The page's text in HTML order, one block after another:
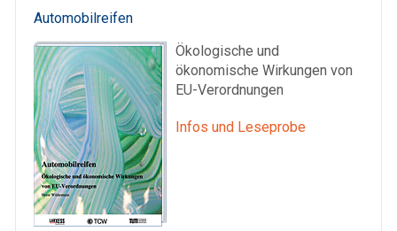
Automobilreifen
Ökologische und
ökonomische Wirkungen von
EU-Verordnungen
Infos und Leseprobe